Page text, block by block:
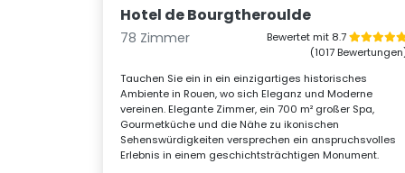
Hotel de Bourgtheroulde
78 Zimmer
Bewertet mit 8.7
(1017
Tauchen Sie ein in ein einzigartiges historisches
Ambiente in Rouen, wo sich Eleganz und Moderne
vereinen. Elegante Zimmer, ein 700 m² großer Spa,
Gourmetküche und die Nähe zu ikonischen
Sehenswürdigkeiten versprechen ein anspruchsvolles
Erlebnis in einem geschichtsträchtigen Monument.